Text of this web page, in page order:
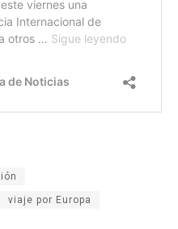
viaje por Europa